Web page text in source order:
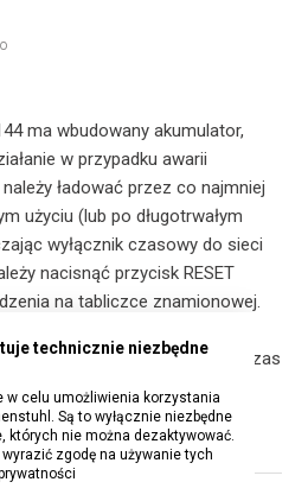
ma wbudowany akumulator,
w przypadku awarii
ładować przez co najmniej
użyciu (lub po długotrwałym
wyłącznik czasowy do sieci
nacisnąć przycisk RESET
na tabliczce znamionowej.
danych i ponowne
w określony sposób. Czas
i należy go teraz ustawić.
technicznie niezbędne
w celu umożliwienia korzystania
Są to wyłącznie niezbędne
których nie można dezaktywować.
zgodę na używanie tych